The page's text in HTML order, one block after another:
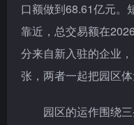
口额做到68.61亿元。
靠近，总交易额在
分来自新入驻的企业
张，两者一起把园区体
园区的运作围绕